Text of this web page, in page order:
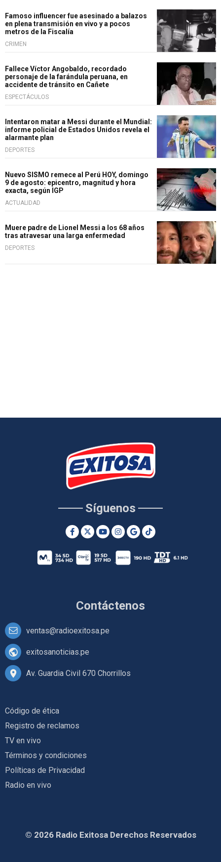
Famoso influencer fue asesinado a balazos
en plena transmisión en vivo y a pocos
metros de la Fiscalía
CRIMEN
Fallece Víctor Angobaldo, recordado
personaje de la farándula peruana, en
accidente de tránsito en Cañete
ESPECTÁCULOS
Intentaron matar a Messi durante el Mundial:
informe policial de Estados Unidos revela el
alarmante plan
DEPORTES
Nuevo SISMO remece al Perú HOY, domingo
9 de agosto: epicentro, magnitud y hora
exacta, según IGP
ACTUALIDAD
Muere padre de Lionel Messi a los 68 años
tras atravesar una larga enfermedad
DEPORTES
Contáctenos
ventas@radioexitosa.pe
exitosanoticias.pe
Av. Guardia Civil 670 Chorrillos
Síguenos
Código de ética
Registro de reclamos
TV en vivo
Términos y condiciones
Políticas de Privacidad
Radio en vivo
© 2026 Radio Exitosa Derechos Reservados